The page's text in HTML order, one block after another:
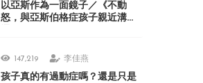
以亞斯作為一面鏡子／《不動
怒，與亞斯伯格症孩子親近溝
147,219 李佳燕
孩子真的有過動症嗎？還是只是